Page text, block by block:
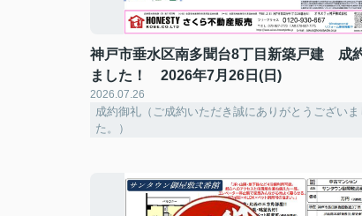
神戸市垂水区南多聞台8丁目新築戸建 成
ました！ 2026年7月26日(日)
2026.07.26
成約御礼（ご成約いただき誠にありがとうございま
た。）